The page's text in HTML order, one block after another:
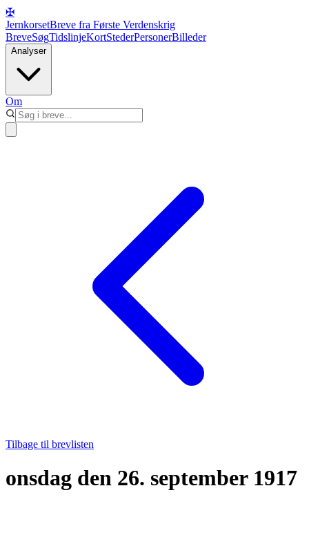
✠
JernkorsetBreve fra Første Verdenskrig
BreveSøgTidslinjeKortStederPersonerBilleder
Analyser
Om
Tilbage til brevlisten
onsdag den 26. september 1917